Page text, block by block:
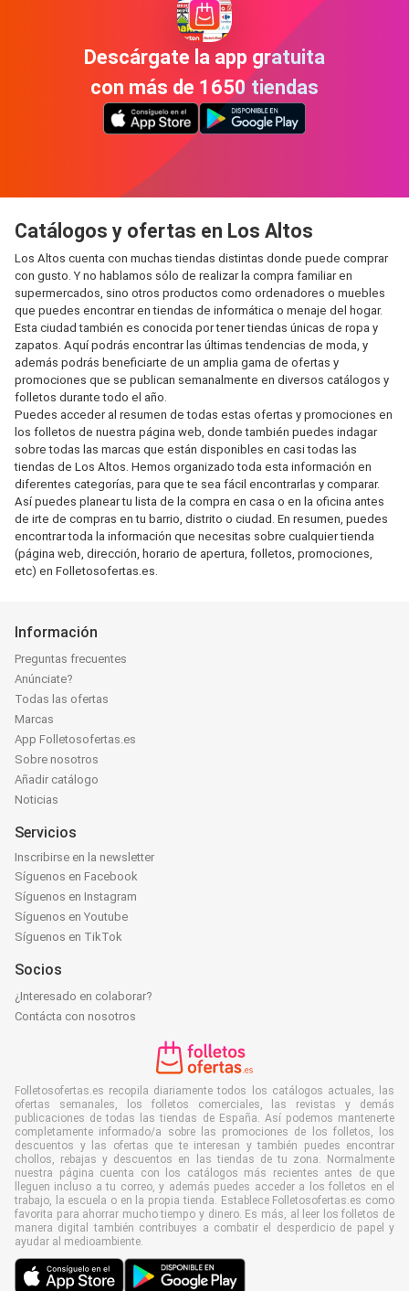
Descárgate la app gratuita
con más de 1650 tiendas
Catálogos y ofertas en Los Altos
Los Altos cuenta con muchas tiendas distintas donde puede comprar
con gusto. Y no hablamos sólo de realizar la compra familiar en
supermercados, sino otros productos como ordenadores o muebles
que puedes encontrar en tiendas de informática o menaje del hogar.
Esta ciudad también es conocida por tener tiendas únicas de ropa y
zapatos. Aquí podrás encontrar las últimas tendencias de moda, y
además podrás beneficiarte de un amplia gama de ofertas y
promociones que se publican semanalmente en diversos catálogos y
folletos durante todo el año.
Puedes acceder al resumen de todas estas ofertas y promociones en
los folletos de nuestra página web, donde también puedes indagar
sobre todas las marcas que están disponibles en casi todas las
tiendas de Los Altos. Hemos organizado toda esta información en
diferentes categorías, para que te sea fácil encontrarlas y comparar.
Así puedes planear tu lista de la compra en casa o en la oficina antes
de irte de compras en tu barrio, distrito o ciudad. En resumen, puedes
encontrar toda la información que necesitas sobre cualquier tienda
(página web, dirección, horario de apertura, folletos, promociones,
etc) en Folletosofertas.es.
Información
Preguntas frecuentes
Anúnciate?
Todas las ofertas
Marcas
App Folletosofertas.es
Sobre nosotros
Añadir catálogo
Noticias
Servicios
Inscribirse en la newsletter
Síguenos en Facebook
Síguenos en Instagram
Síguenos en Youtube
Síguenos en TikTok
Socios
¿Interesado en colaborar?
Contácta con nosotros
Folletosofertas.es recopila diariamente todos los catálogos actuales, las
ofertas semanales, los folletos comerciales, las revistas y demás
publicaciones de todas las tiendas de España. Así podemos mantenerte
completamente informado/a sobre las promociones de los folletos, los
descuentos y las ofertas que te interesan y también puedes encontrar
chollos, rebajas y descuentos en las tiendas de tu zona. Normalmente
nuestra página cuenta con los catálogos más recientes antes de que
lleguen incluso a tu correo, y además puedes acceder a los folletos en el
trabajo, la escuela o en la propia tienda. Establece Folletosofertas.es como
favorita para ahorrar mucho tiempo y dinero. Es más, al leer los folletos de
manera digital también contribuyes a combatir el desperdicio de papel y
ayudar al medioambiente.